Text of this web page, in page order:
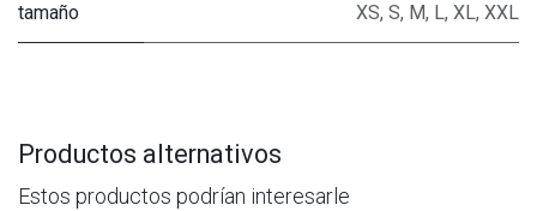
tamaño XS, S, M, L, XL, XXL
Productos alternativos
Estos productos podrían interesarle